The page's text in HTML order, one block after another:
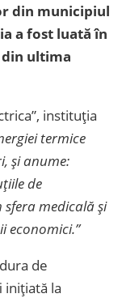
din municipiul
a fost luată în
ultima
instituția
termice
și anume:
de
medicală și
economici.”
de
inițiată la